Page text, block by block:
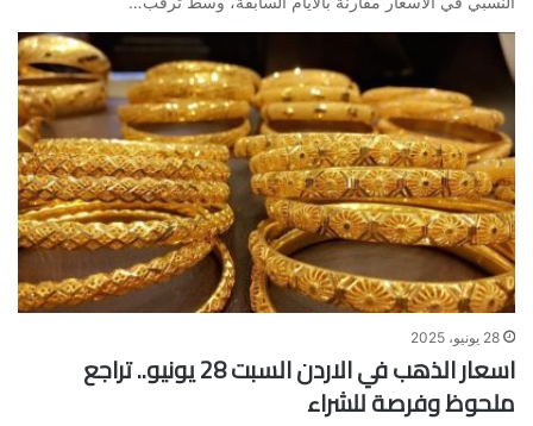
28 يونيو، 2025
اسعار الذهب في الاردن السبت 28 يونيو.. تراجع
ملحوظ وفرصة للشراء